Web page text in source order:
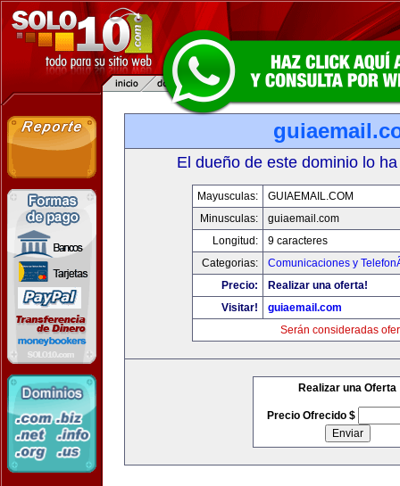
El dueño de este dominio lo
Mayusculas:
GUIAEMAIL.COM
Minusculas:
guiaemail.com
Longitud:
9 caracteres
Categorias:
Comunicaciones y
Precio:
Realizar una oferta!
Visitar!
guiaemail.com
Serán consideradas
Realizar una Oferta
Precio Ofrecido $